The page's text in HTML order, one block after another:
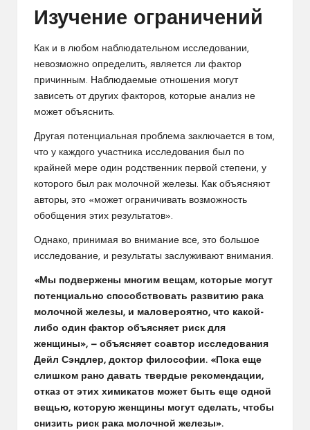
Изучение ограничений
Как и в любом наблюдательном исследовании,
невозможно определить, является ли фактор
причинным. Наблюдаемые отношения могут
зависеть от других факторов, которые анализ не
может объяснить.
Другая потенциальная проблема заключается в том,
что у каждого участника исследования был по
крайней мере один родственник первой степени, у
которого был рак молочной железы. Как объясняют
авторы, это «может ограничивать возможность
обобщения этих результатов».
Однако, принимая во внимание все, это большое
исследование, и результаты заслуживают внимания.
«Мы подвержены многим вещам, которые могут
потенциально способствовать развитию рака
молочной железы, и маловероятно, что какой-
либо один фактор объясняет риск для
женщины», — объясняет соавтор исследования
Дейл Сэндлер, доктор философии. «Пока еще
слишком рано давать твердые рекомендации,
отказ от этих химикатов может быть еще одной
вещью, которую женщины могут сделать, чтобы
снизить риск рака молочной железы».